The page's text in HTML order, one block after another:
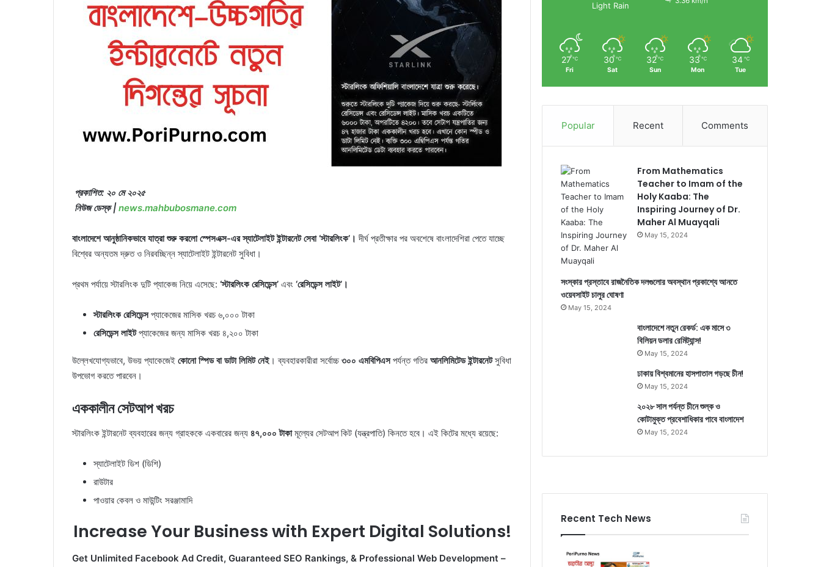
প্রকাশিত: ২০ মে ২০২৫
নিউজ ডেস্ক | news.mahbubosmane.com
বাংলাদেশে আনুষ্ঠানিকভাবে যাত্রা শুরু করলো স্পেসএক্স-এর স্যাটেলাইট ইন্টারনেট সেবা ‘স্টারলিংক’। দীর্ঘ প্রতীক্ষার পর অবশেষে বাংলাদেশিরা পেতে যাচ্ছে
বিশ্বের অন্যতম দ্রুত ও নিরবচ্ছিন্ন স্যাটেলাইট ইন্টারনেট সুবিধা।
প্রথম পর্যায়ে স্টারলিংক দুটি প্যাকেজ নিয়ে এসেছে: ‘স্টারলিংক রেসিডেন্স’ এবং ‘রেসিডেন্স লাইট’।
স্টারলিংক রেসিডেন্সপ্যাকেজের মাসিক খরচ ৬,০০০ টাকা
রেসিডেন্স লাইটপ্যাকেজের জন্য মাসিক খরচ ৪,২০০ টাকা
উল্লেখযোগ্যভাবে, উভয় প্যাকেজেই কোনো স্পিড বা ডাটা লিমিট নেই। ব্যবহারকারীরা সর্বোচ্চ ৩০০ এমবিপিএসপর্যন্ত গতির আনলিমিটেড ইন্টারনেটসুবিধা
উপভোগ করতে পারবেন।
এককালীন সেটআপ খরচ
স্টারলিংক ইন্টারনেট ব্যবহারের জন্য গ্রাহককে একবারের জন্য ৪৭,০০০ টাকামূল্যের সেটআপ কিট (যন্ত্রপাতি) কিনতে হবে। এই কিটের মধ্যে রয়েছে:
স্যাটেলাইট ডিশ (ডিশি)
রাউটার
পাওয়ার কেবল ও মাউন্টিং সরঞ্জামাদি
Increase Your Business with Expert Digital Solutions!
Get Unlimited Facebook Ad Credit, Guaranteed SEO Rankings, & Professional Web Development –
Light Rain
27 ℃
Fri
30 ℃
Sat
32 ℃
Sun
33 ℃
Mon
34 ℃
Tue
Popular Recent Comments
From Mathematics
Teacher to Imam of the
Holy Kaaba: The
Inspiring Journey of Dr.
Maher Al Muayqali
May 15, 2024
সংস্কার প্রস্তাবে রাজনৈতিক দলগুলোর অবস্থান প্রকাশ্যে আনতে
ওয়েবসাইট চালুর ঘোষণা
May 15, 2024
বাংলাদেশে নতুন রেকর্ড: এক মাসে ৩
বিলিয়ন ডলার রেমিট্যান্স!
May 15, 2024
ঢাকায় বিশ্বমানের হাসপাতাল গড়ছে চীন!
May 15, 2024
২০২৮ সাল পর্যন্ত চীনে শুল্ক ও
কোটামুক্ত প্রবেশাধিকার পাবে বাংলাদেশ
May 15, 2024
Recent Tech News